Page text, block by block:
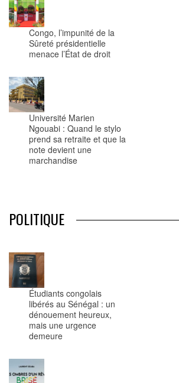
Congo, l’impunité de la
Sûreté présidentielle
menace l’État de droit
Université Marien
Ngouabi : Quand le stylo
prend sa retraite et que la
note devient une
marchandise
POLITIQUE
Étudiants congolais
libérés au Sénégal : un
dénouement heureux,
mais une urgence
demeure